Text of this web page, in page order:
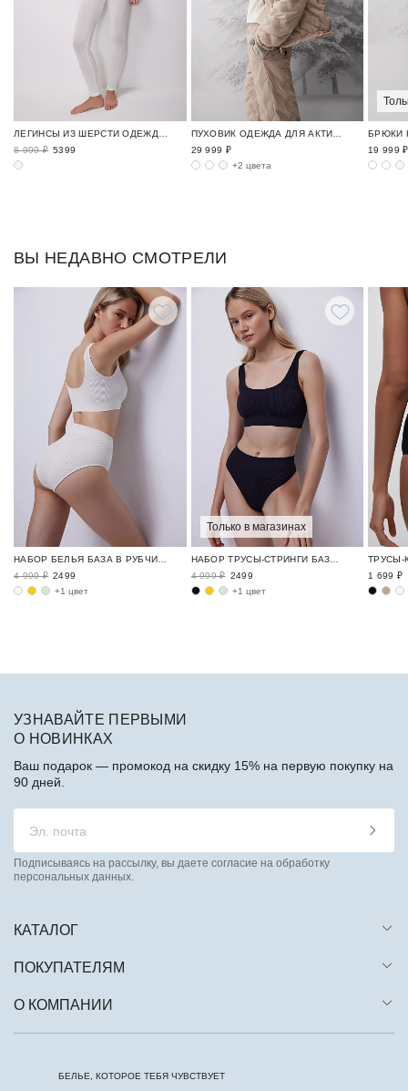
ЛЕГИНСЫ ИЗ ШЕРСТИ ОДЕЖДА ДЛЯ АКТИВНОГО ОТДЫХА / APRES SKI
8 999 ₽ 5399
ПУХОВИК ОДЕЖДА ДЛЯ АКТИВНОГО ОТДЫХА / APRES SKI
29 999 ₽
+2 цвета
19 999 ₽
ВЫ НЕДАВНО СМОТРЕЛИ
4 999 ₽ 2499
+1 цвет
Только в магазинах
4 999 ₽ 2499
+1 цвет
1 699 ₽
КАТАЛОГ
ПОКУПАТЕЛЯМ
О КОМПАНИИ
УЗНАВАЙТЕ ПЕРВЫМИ
О НОВИНКАХ
Ваш подарок — промокод на скидку 15% на первую покупку на
90 дней.
Подписываясь на рассылку, вы даете согласие на обработку
персональных данных.
БЕЛЬЕ, КОТОРОЕ ТЕБЯ ЧУВСТВУЕТ